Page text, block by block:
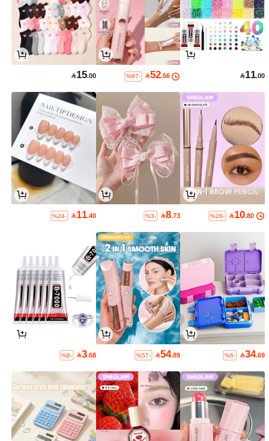
11.00
52.56
%67-
15.00
10.80
%28-
8.73
%3-
11.40
%24-
34.69
%6-
54.89
%57-
3.68
%8-